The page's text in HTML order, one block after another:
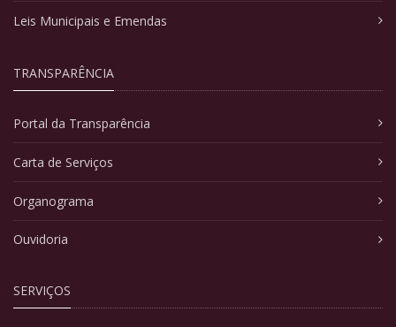
Leis Municipais e Emendas
TRANSPARÊNCIA
Portal da Transparência
Carta de Serviços
Organograma
Ouvidoria
SERVIÇOS